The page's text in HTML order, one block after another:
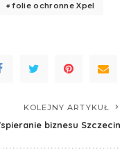
folie ochronne Xpel
KOLEJNY ARTYKUŁ
biznesu Szczecin